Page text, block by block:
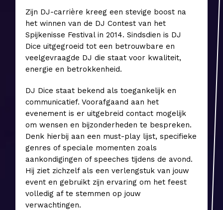
Zijn DJ-carrière kreeg een stevige boost na
het winnen van de DJ Contest van het
Spijkenisse Festival in 2014. Sindsdien is DJ
Dice uitgegroeid tot een betrouwbare en
veelgevraagde DJ die staat voor kwaliteit,
energie en betrokkenheid.
DJ Dice staat bekend als toegankelijk en
communicatief. Voorafgaand aan het
evenement is er uitgebreid contact mogelijk
om wensen en bijzonderheden te bespreken.
Denk hierbij aan een must-play lijst, specifieke
genres of speciale momenten zoals
aankondigingen of speeches tijdens de avond.
Hij ziet zichzelf als een verlengstuk van jouw
event en gebruikt zijn ervaring om het feest
volledig af te stemmen op jouw
verwachtingen.